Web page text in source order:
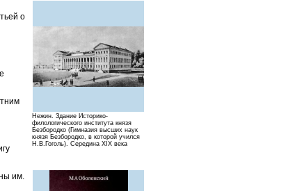
Нежин. Здание Историко-
филологического института князя
Безбородко (Гимназия высших наук
князя Безбородко, в которой учился
Н.В.Гоголь). Середина XIX века
о
им.